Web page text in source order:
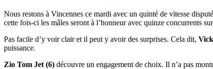
Nous restons à Vincennes ce mardi avec un quinté de vitesse
cette fois-ci les mâles seront à l’honneur avec quinze concurrents
Pas facile d’y voir clair et il peut y avoir des surprises. Cela dit,
puissance.
Zio Tom Jet (6) découvre un engagement de choix. Il n’a pas